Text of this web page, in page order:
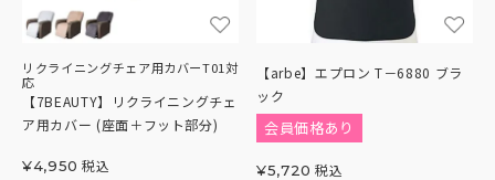
リクライニングチェア用カバーT01対
応
【7BEAUTY】リクライニングチェ
ア用カバー (座面＋フット部分)
¥4,950 税込
【arbe】エプロン T－6880 ブラ
ック
会員価格あり
¥5,720 税込